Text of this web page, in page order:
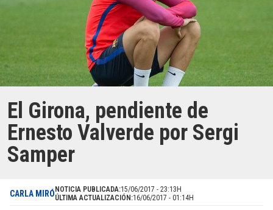
El Girona, pendiente de
Ernesto Valverde por Sergi
Samper
CARLA MIRÓ NOTICIA PUBLICADA:15/06/2017 - 23:13H
ÚLTIMA ACTUALIZACIÓN:16/06/2017 - 01:14H